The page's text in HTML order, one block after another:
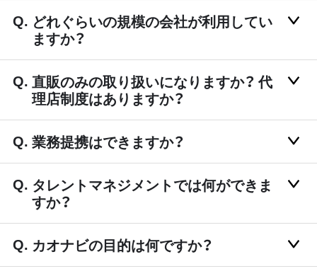
どれぐらいの規模の会社が利用してい
ますか？
直販のみの取り扱いになりますか？ 代
理店制度はありますか？
業務提携はできますか？
タレントマネジメントでは何ができま
すか？
カオナビの目的は何ですか？